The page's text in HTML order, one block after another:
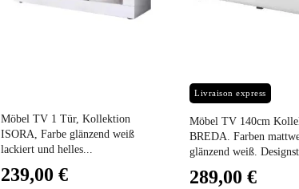
Möbel TV 1 Tür, Kollektion
ISORA, Farbe glänzend weiß
lackiert und helles...
239,00 €
Livraison express Preis
Möbel TV 140cm
BREDA. Farben
glänzend weiß.
289,00 €